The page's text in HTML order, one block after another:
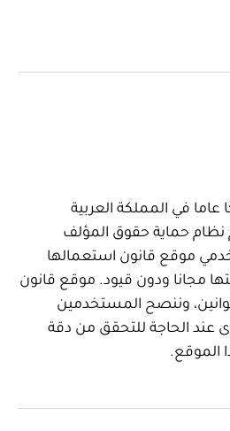
في المملكة العربية
حماية حقوق المؤلف
موقع قانون استعمالها
مجانا ودون قيود. موقع قانون
وننصح المستخدمين
عند الحاجة للتحقق من دقة
الموقع.